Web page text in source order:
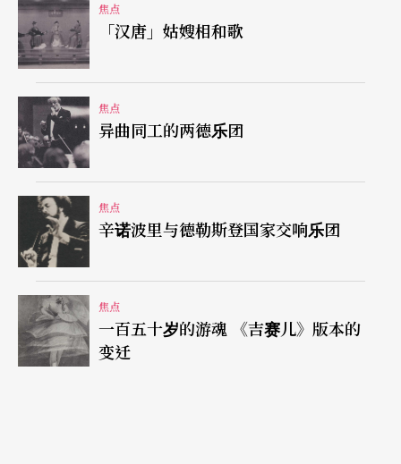
它固定的把戏（lazzi），不断重复制造笑果，譬如
军官卡辟塔诺（Capitano）就是会被他的长剑缠
住，整个身体线条看上去像是拥有一个夸大的阴
茎。
义大利艺术喜剧在文艺复兴时期风靡全欧，尤其在
法国，它还找到了莫里哀（Molière）为它发扬光
大。义大利艺术喜剧的人物典型即兴表演方式是它
留给后世的最大遗产，到了二十世纪，甚至成为一
些以前卫著称的剧团创作的一大技巧。而它的普罗
性格也让它在新科技艺术──电影挣得一席之地，
卓别林、劳来与哈台、法国四儍等都是它的门徒，
焦点
「汉唐」姑嫂相和歌
焦点
异曲同工的两德乐团
焦点
辛诺波里与德勒斯登国家交响乐团
焦点
一百五十岁的游魂 《吉赛儿》版本的
变迁